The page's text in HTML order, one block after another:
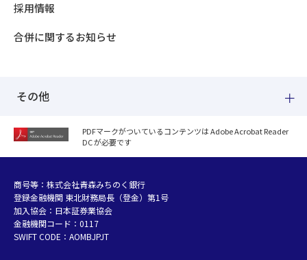
採用情報
合併に関するお知らせ
その他
紛失した場合
個人データおよび法人情報に関するグループ共同利用について
マネー・ローンダリング等及び金融犯罪の防止について
販売勧誘方針
お客さまの資産形成支援に向けた業務運営方針
PDFマークがついているコンテンツは Adobe Acrobat Reader
DC が必要です
商号等：株式会社青森みちのく銀行
登録金融機関 東北財務局長（登金）第1号
加入協会：日本証券業協会
金融機関コード：0117
SWIFT CODE：AOMBJPJT